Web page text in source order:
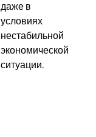
даже в
условиях
нестабильной
экономической
ситуации.